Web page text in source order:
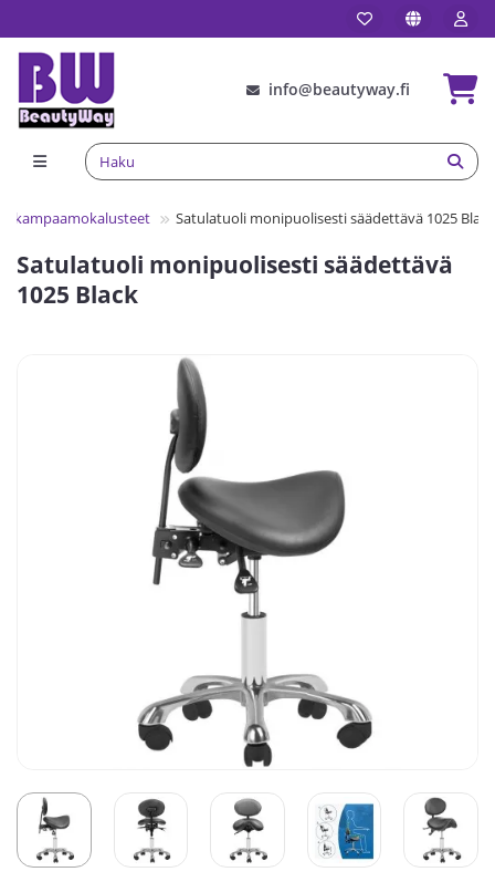
info@beautyway.fi
kampaamokalusteet Satulatuoli monipuolisesti säädettävä 1025 Black
Satulatuoli monipuolisesti säädettävä
1025 Black